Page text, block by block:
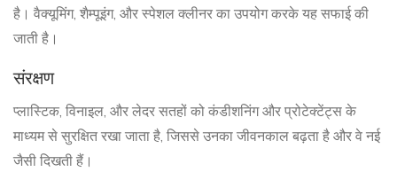
है। वैक्यूमिंग, शैम्पूइंग, और स्पेशल क्लीनर का उपयोग करके यह सफाई की
जाती है।
संरक्षण
प्लास्टिक, विनाइल, और लेदर सतहों को कंडीशनिंग और प्रोटेक्टेंट्स के
माध्यम से सुरक्षित रखा जाता है, जिससे उनका जीवनकाल बढ़ता है और वे नई
जैसी दिखती हैं।